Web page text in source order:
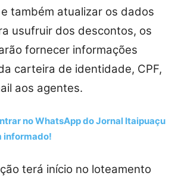
também atualizar os dados
usufruir dos descontos, os
fornecer informações
carteira de identidade, CPF,
aos agentes.
no WhatsApp do Jornal Itaipuaçu
informado!
terá início no loteamento